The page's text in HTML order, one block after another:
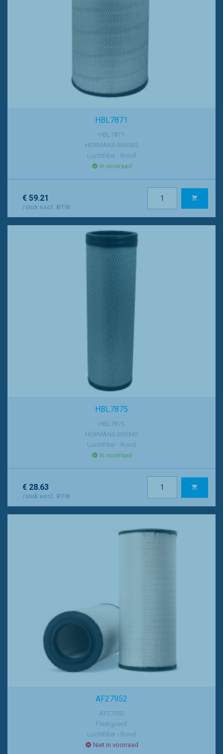
HBL7871
HBL7871
HERMANS-BREMS
Luchtfilter - Rond
In voorraad
€ 59.21
/stuk excl. BTW
HBL7875
HBL7875
HERMANS-BREMS
Luchtfilter - Rond
In voorraad
€ 28.63
/stuk excl. BTW
AF27952
AF27952
Fleetguard
Luchtfilter - Rond
Niet in voorraad